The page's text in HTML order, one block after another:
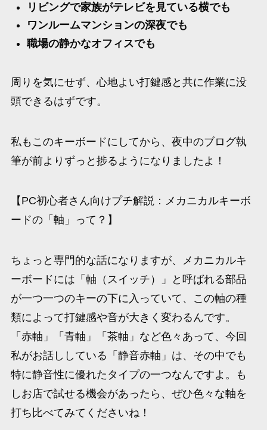
リビングで家族がテレビを見ている横でも
ワンルームマンションの深夜でも
職場の静かなオフィスでも
周りを気にせず、心地よい打鍵感と共に作業に没
頭できるはずです。
私もこのキーボードにしてから、夜中のブログ執
筆が前よりずっと捗るようになりましたよ！
【PC初心者さん向けプチ解説：メカニカルキーボ
ードの「軸」って？】
ちょっと専門的な話になりますが、メカニカルキ
ーボードには「軸（スイッチ）」と呼ばれる部品
が一つ一つのキーの下に入っていて、この軸の種
類によって打鍵感や音が大きく変わるんです。
「赤軸」「青軸」「茶軸」など色々あって、今回
私がお話ししている「静音赤軸」は、その中でも
特に静音性に優れたタイプの一つなんですよ。も
しお店で試せる機会があったら、ぜひ色々な軸を
打ち比べてみてくださいね！